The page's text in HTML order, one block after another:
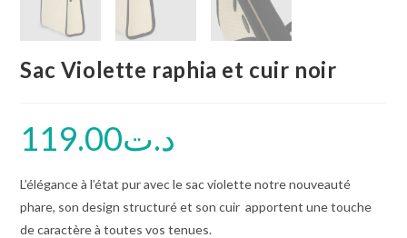
Sac Violette raphia et cuir noir
د.ت119.00
L’élégance à l’état pur avec le sac violette notre nouveauté
phare, son design structuré et son cuir apportent une touche
de caractère à toutes vos tenues.